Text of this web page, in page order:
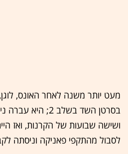
בסרטן השד בשלב 2;
ושישה שבועות של הקרנות, ואז
לסבול מהתקפי פאניקה וניסתה